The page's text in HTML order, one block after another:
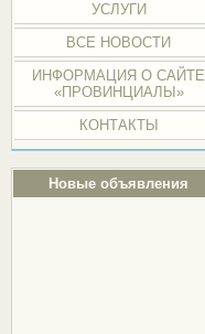
УСЛУГИ
ВСЕ НОВОСТИ
ИНФОРМАЦИЯ О САЙТЕ
«ПРОВИНЦИАЛЫ»
КОНТАКТЫ
Новые объявления